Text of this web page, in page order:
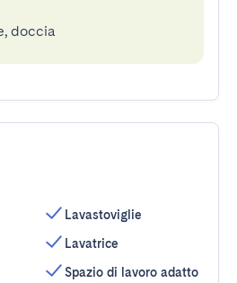
doccia
Lavastoviglie
Lavatrice
Spazio di lavoro adatto